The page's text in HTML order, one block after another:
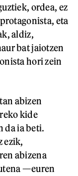
ordea, ez
eta
aldiz,
bat jaiotzen
hori zein
abizen
kide
da ia beti.
ezik,
abizena
—euren